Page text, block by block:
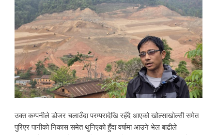
उक्त कम्पनीले डोजर चलाउँदा परम्परादेखि रहँदै आएको खोल्साखोल्सी समेत
पुरिएर पानीको निकास समेत थुनिएको हुँदा वर्षामा आउने भेल बाढीले